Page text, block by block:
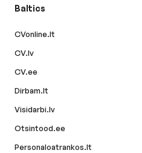
Baltics
CVonline.lt
CV.lv
CV.ee
Dirbam.lt
Visidarbi.lv
Otsintood.ee
Personaloatrankos.lt